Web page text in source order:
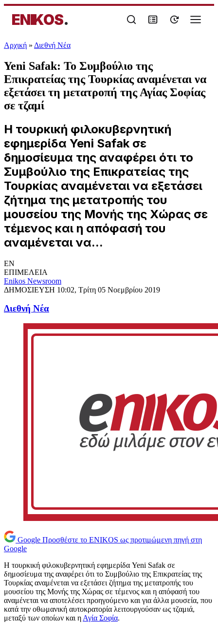
ENIKOS.
Αρχική » Διεθνή Νέα
Yeni Safak: Το Συμβούλιο της
Επικρατείας της Τουρκίας αναμένεται να
εξετάσει τη μετατροπή της Αγίας Σοφίας
σε τζαμί
Η τουρκική φιλοκυβερνητική
εφημερίδα Yeni Safak σε
δημοσίευμα της αναφέρει ότι το
Συμβούλιο της Επικρατείας της
Τουρκίας αναμένεται να εξετάσει
ζήτημα της μετατροπής του
μουσείου της Μονής της Χώρας σε
τέμενος και η απόφασή του
αναμένεται να...
EN
ΕΠΙΜΕΛΕΙΑ
Enikos Newsroom
ΔΗΜΟΣΙΕΥΣΗ 10:02, Τρίτη 05 Νοεμβρίου 2019
Διεθνή Νέα
Google Προσθέστε το ENIKOS ως προτιμώμενη πηγή στη
Google
Η τουρκική φιλοκυβερνητική εφημερίδα Yeni Safak σε
δημοσίευμα της αναφέρει ότι το Συμβούλιο της Επικρατείας της
Τουρκίας αναμένεται να εξετάσει ζήτημα της μετατροπής του
μουσείου της Μονής της Χώρας σε τέμενος και η απόφασή του
αναμένεται να αποτελέσει προηγούμενο και για άλλα μουσεία, που
κατά την οθωμανική αυτοκρατορία λειτουργούσαν ως τζαμιά,
μεταξύ των οποίων και η Αγία Σοφία.